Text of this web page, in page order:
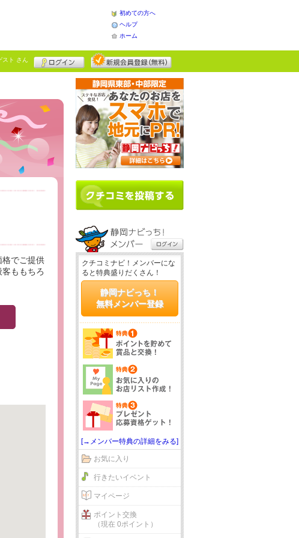
初めての方へ
ヘルプ
ホーム
スト さん
格でご提供
ももちろ
クチコミナビ！メンバーにな
ると特典盛りだくさん！
静岡ナビっち！
無料メンバー登録
[→メンバー特典の詳細をみる]
お気に入り
行きたいイベント
マイページ
ポイント交換
（現在 0ポイント）